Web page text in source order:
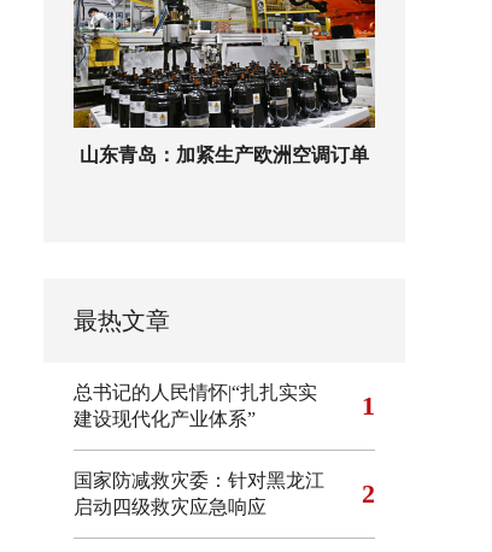
山东青岛：加紧生产欧洲空调订单
最热文章
总书记的人民情怀|“扎扎实实
建设现代化产业体系”
1
国家防减救灾委：针对黑龙江
启动四级救灾应急响应
2